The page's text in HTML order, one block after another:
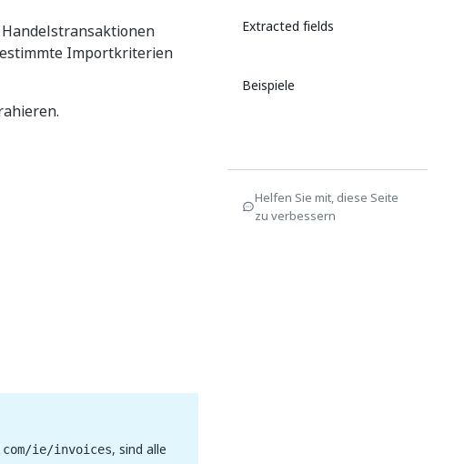
Importkriterien
ie/invoices, sind alle
Extracted fields
Beispiele
Helfen Sie mit, diese Seite
zu verbessern